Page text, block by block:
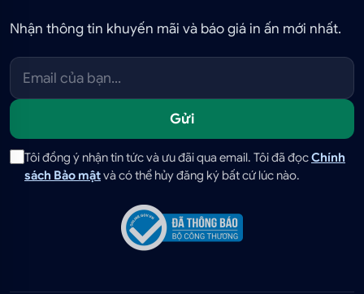
Nhận thông tin khuyến mãi và báo giá in ấn mới nhất.
Gửi
Tôi đồng ý nhận tin tức và ưu đãi qua email. Tôi đã đọcChính
sách Bảo mậtvà có thể hủy đăng ký bất cứ lúc nào.